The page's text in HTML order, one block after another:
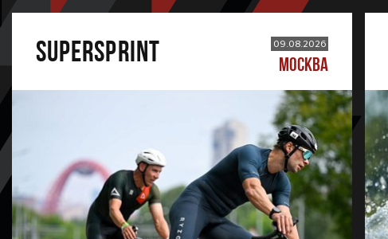
SUPERSPRINT 09.08.2026
МОСКВА